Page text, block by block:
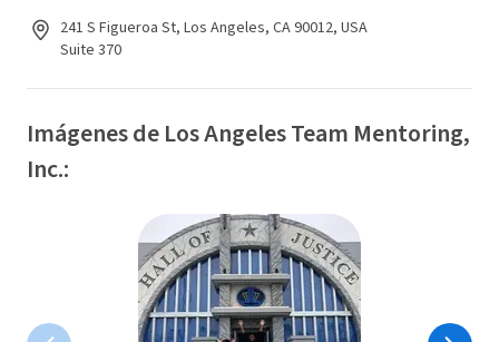
241 S Figueroa St, Los Angeles, CA 90012, USA
Suite 370
Imágenes de Los Angeles Team Mentoring,
Inc.: